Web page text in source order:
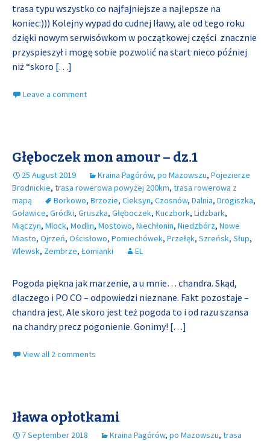
trasa typu wszystko co najfajniejsze a najlepsze na
koniec:))) Kolejny wypad do cudnej Iławy, ale od tego roku
dzięki nowym serwisówkom w początkowej części znacznie
przyspieszył i mogę sobie pozwolić na start nieco później
niż “skoro […]
Leave a comment
Głęboczek mon amour – dz.1
25 August 2019 Kraina Pagórów, po Mazowszu, Pojezierze
Brodnickie, trasa rowerowa powyżej 200km, trasa rowerowa z
mapą
Borkowo, Brzozie, Cieksyn, Czosnów, Dalnia, Drogiszka,
Goławice, Gródki, Gruszka, Głęboczek, Kuczbork, Lidzbark,
Miączyn, Mlock, Modlin, Mostowo, Niechłonin, Niedzbórz, Nowe
Miasto, Ojrzeń, Ościsłowo, Pomiechówek, Przełęk, Szreńsk, Słup,
Wlewsk, Zembrze, Łomianki EL
Pogoda piękna jak marzenie, a u mnie… chandra. Skąd,
dlaczego i PO CO – odpowiedzi nieznane. Fakt pozostaje –
chandra jest. Ale skoro jest też pogoda to i od razu szansa
na chandry precz pogonienie. Gonimy! […]
View all 2 comments
Iława opłotkami
7 September 2018 Kraina Pagórów, po Mazowszu, trasa